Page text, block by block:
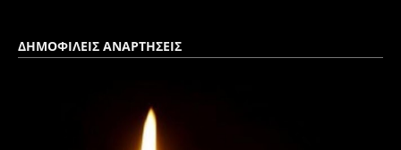
ΔΗΜΟΦΙΛΕΙΣ ΑΝΑΡΤΗΣΕΙΣ